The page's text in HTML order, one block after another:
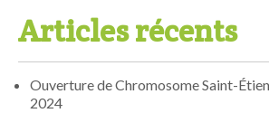
Articles récents
Ouverture de Chromosome Saint-
2024